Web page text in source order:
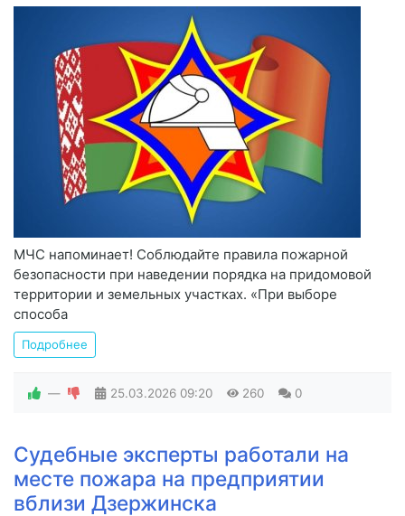
МЧС напоминает! Соблюдайте правила пожарной
безопасности при наведении порядка на придомовой
территории и земельных участках. «При выборе
способа
Подробнее
— 25.03.2026 09:20 260 0
Судебные эксперты работали на
месте пожара на предприятии
вблизи Дзержинска